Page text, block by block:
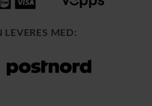
MED: